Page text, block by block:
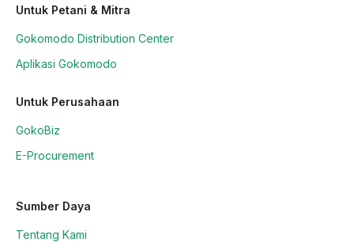
Untuk Petani & Mitra
Gokomodo Distribution Center
Aplikasi Gokomodo
Untuk Perusahaan
GokoBiz
E-Procurement
Sumber Daya
Tentang Kami